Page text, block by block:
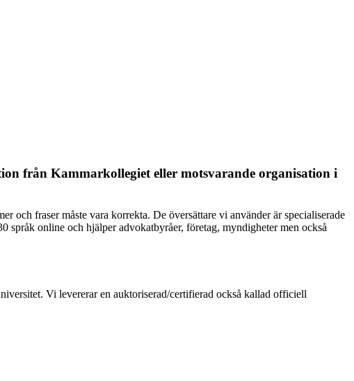
från Kammarkollegiet eller motsvarande organisation i
och fraser måste vara korrekta. De översättare vi använder är specialiserade
online och hjälper advokatbyråer, företag, myndigheter men också
Vi levererar en auktoriserad/certifierad också kallad officiell